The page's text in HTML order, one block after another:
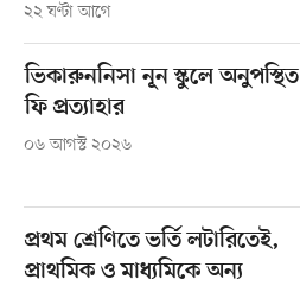
২২ ঘণ্টা আগে
ভিকারুননিসা নূন স্কুলে অনুপস্থিত
ফি প্রত্যাহার
০৬ আগস্ট ২০২৬
প্রথম শ্রেণিতে ভর্তি লটারিতেই,
প্রাথমিক ও মাধ্যমিকে অন্য